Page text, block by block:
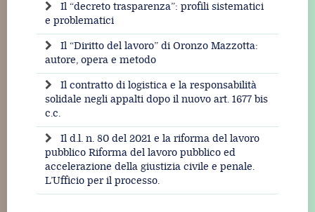
Il “decreto trasparenza”: profili sistematici
e problematici
Il “Diritto del lavoro” di Oronzo Mazzotta:
autore, opera e metodo
Il contratto di logistica e la responsabilità
solidale negli appalti dopo il nuovo art. 1677 bis
c.c.
Il d.l. n. 80 del 2021 e la riforma del lavoro
pubblico Riforma del lavoro pubblico ed
accelerazione della giustizia civile e penale.
L’Ufficio per il processo.